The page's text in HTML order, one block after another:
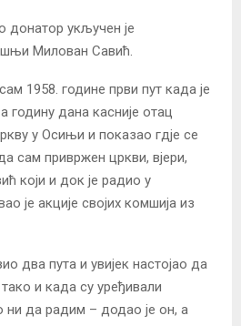
донатор укључен је
Милован Савић.
1958. године први пут када је
годину дана касније отац
у Осињи и показао гдје се
сам привржен цркви, вјери,
који и док је радио у
је акције својих комшија из
два пута и увијек настојао да
и када су уређивали
ни да радим – додао је он, а